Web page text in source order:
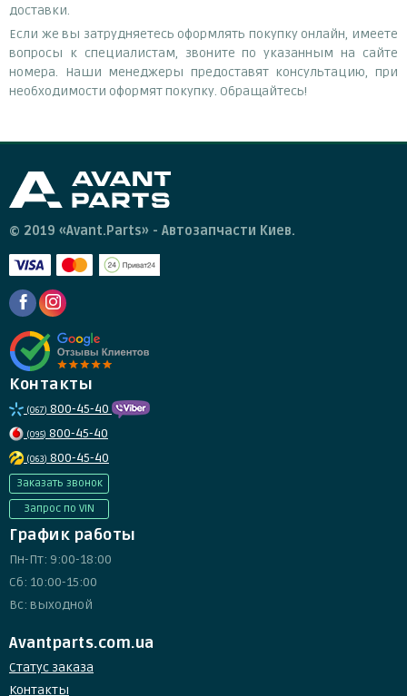
доставки.
Если же вы затрудняетесь оформлять покупку онлайн, имеете
вопросы к специалистам, звоните по указанным на сайте
номера. Наши менеджеры предоставят консультацию, при
необходимости оформят покупку. Обращайтесь!
© 2019 «Avant.Parts» - Автозапчасти Киев.
Контакты
(067) 800-45-40
(095) 800-45-40
(063) 800-45-40
Заказать звонок
Запрос по VIN
График работы
Пн-Пт: 9:00-18:00
Сб: 10:00-15:00
Вс: выходной
Avantparts.com.ua
Статус заказа
Контакты